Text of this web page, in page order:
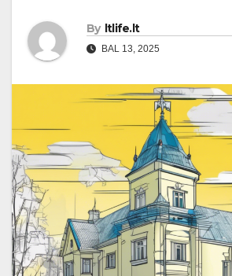
By ltlife.lt
BAL 13, 2025